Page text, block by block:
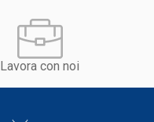
Lavora con noi